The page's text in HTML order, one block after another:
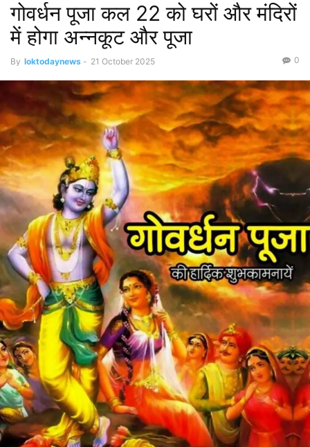
national punjab/ haryana religion/society
sikkim U.P. Uttarakhand uttarpradesh महाराष्ट्र/ मुंबई
गोवर्धन पूजा कल 22 को घरों और मंदिरों
में होगा अन्नकूट और पूजा
By loktodaynews - 21 October 2025 0